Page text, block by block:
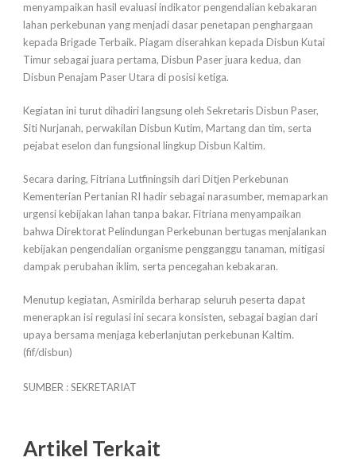
menyampaikan hasil evaluasi indikator pengendalian kebakaran
lahan perkebunan yang menjadi dasar penetapan penghargaan
kepada Brigade Terbaik. Piagam diserahkan kepada Disbun Kutai
Timur sebagai juara pertama, Disbun Paser juara kedua, dan
Disbun Penajam Paser Utara di posisi ketiga.
Kegiatan ini turut dihadiri langsung oleh Sekretaris Disbun Paser,
Siti Nurjanah, perwakilan Disbun Kutim, Martang dan tim, serta
pejabat eselon dan fungsional lingkup Disbun Kaltim.
Secara daring, Fitriana Lutfiningsih dari Ditjen Perkebunan
Kementerian Pertanian RI hadir sebagai narasumber, memaparkan
urgensi kebijakan lahan tanpa bakar. Fitriana menyampaikan
bahwa Direktorat Pelindungan Perkebunan bertugas menjalankan
kebijakan pengendalian organisme pengganggu tanaman, mitigasi
dampak perubahan iklim, serta pencegahan kebakaran.
Menutup kegiatan, Asmirilda berharap seluruh peserta dapat
menerapkan isi regulasi ini secara konsisten, sebagai bagian dari
upaya bersama menjaga keberlanjutan perkebunan Kaltim.
(fif/disbun)
SUMBER : SEKRETARIAT
Artikel Terkait